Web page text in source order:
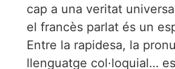
cap a una veritat
el francès parlat és un
Entre la rapidesa, la
llenguatge col·loquial…